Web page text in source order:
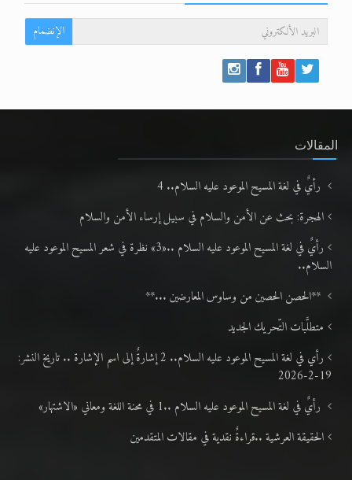
الإنضمام
المقالات
رأيٌ في لغة المسيح الموعود عليه السلام.. 4
الهجرة: بحث عن الأمن والسلام في سبيل إرساء الأمن والسلام
رأيٌ في لغة المسيح الموعود عليه السلام ..«3» نظرة في شعر المسيح الموعود عليه
السلام..
**الحصن الحصين من وساوس المعارضين ...**
متطلَّبات التّحريك الجديد
رأي في لغة المسيح الموعود عليه السلام.. 2 إشارةٌ إلى اسم الإشارة .. تاريخ النشر:
19-2-2026
رأيٌ في لغة المسيح الموعود عليه السلام ..1 في محنة اللغة ومعاني «الاشتهار»
الحقيقة العرشية ..قراءةٌ نقدية في مقالات المتقدمين